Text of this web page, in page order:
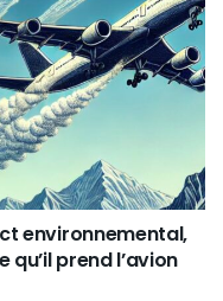
environnemental,
prend l’avion